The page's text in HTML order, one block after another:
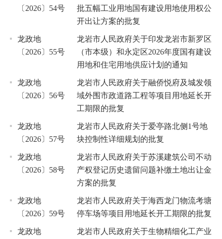
〔2026〕54号
批五幅工业用地国有建设用地使用权公
开出让方案的批复
龙政地
〔2026〕55号
龙岩市人民政府关于印发龙岩市新罗区
（市本级）和永定区2026年度国有建设
用地和住宅用地供应计划的通知
龙政地
〔2026〕56号
龙岩市人民政府关于融侨悦府及城发领
域外围市政道路工程等项目用地延长开
工期限的批复
龙政地
〔2026〕57号
龙岩市人民政府关于爱亭路北侧1号地
块控制性详细规划的批复
龙政地
〔2026〕58号
龙岩市人民政府关于苏溪建筑公司不动
产权登记历史遗留问题补缴土地出让金
方案的批复
龙政地
〔2026〕59号
龙岩市人民政府关于海西龙门物流考塘
停车场等项目用地延长开工期限的批复
龙政地
龙岩市人民政府关于生物精细化工产业